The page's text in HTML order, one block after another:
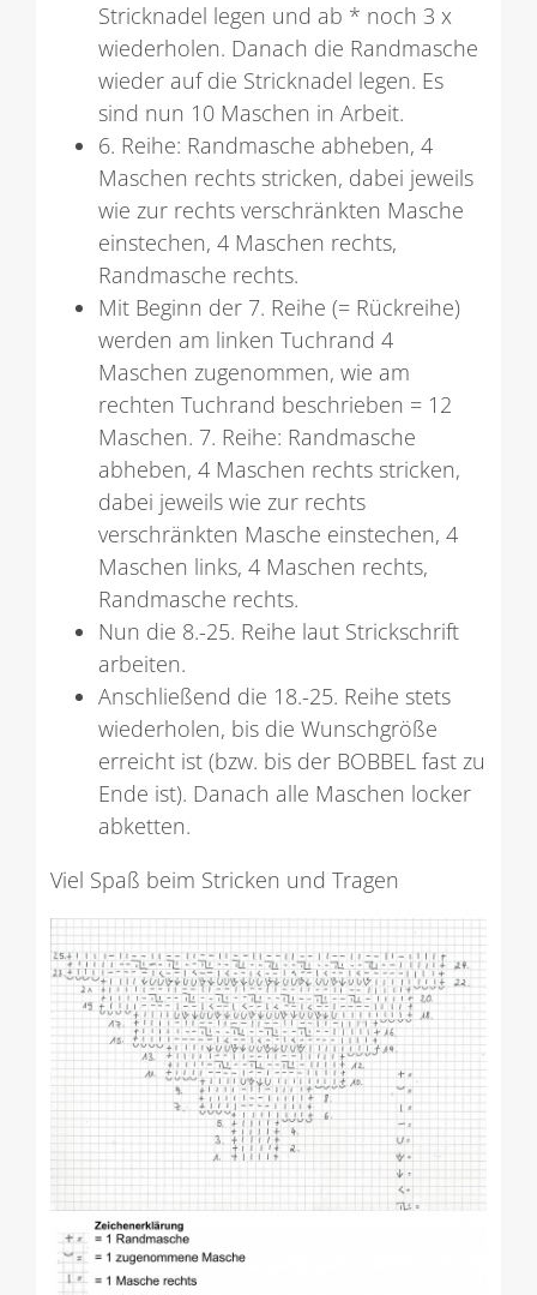
Stricknadel legen und ab * noch 3 x
wiederholen. Danach die Randmasche
wieder auf die Stricknadel legen. Es
sind nun 10 Maschen in Arbeit.
6. Reihe: Randmasche abheben, 4
Maschen rechts stricken, dabei jeweils
wie zur rechts verschränkten Masche
einstechen, 4 Maschen rechts,
Randmasche rechts.
Mit Beginn der 7. Reihe (= Rückreihe)
werden am linken Tuchrand 4
Maschen zugenommen, wie am
rechten Tuchrand beschrieben = 12
Maschen. 7. Reihe: Randmasche
abheben, 4 Maschen rechts stricken,
dabei jeweils wie zur rechts
verschränkten Masche einstechen, 4
Maschen links, 4 Maschen rechts,
Randmasche rechts.
Nun die 8.-25. Reihe laut Strickschrift
arbeiten.
Anschließend die 18.-25. Reihe stets
wiederholen, bis die Wunschgröße
erreicht ist (bzw. bis der BOBBEL fast zu
Ende ist). Danach alle Maschen locker
abketten.
Viel Spaß beim Stricken und Tragen